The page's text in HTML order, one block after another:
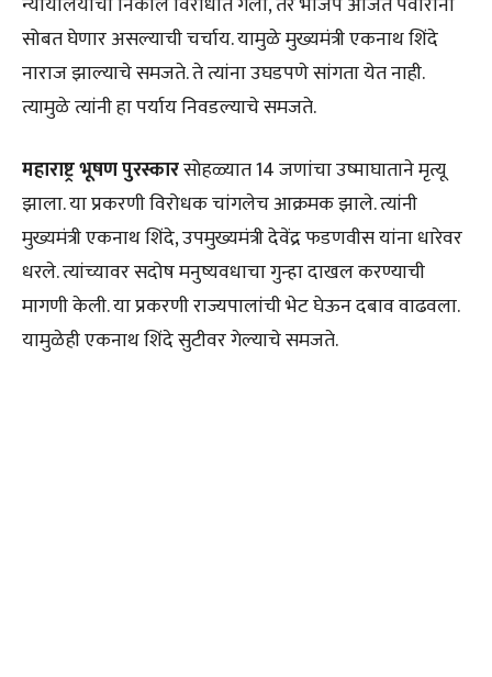
सोबत घेणार असल्याची चर्चाय. यामुळे मुख्यमंत्री एकनाथ शिंदे
नाराज झाल्याचे समजते. ते त्यांना उघडपणे सांगता येत नाही.
त्यामुळे त्यांनी हा पर्याय निवडल्याचे समजते.
महाराष्ट्र भूषण पुरस्कारसोहळ्यात 14 जणांचा उष्माघाताने मृत्यू
झाला. या प्रकरणी विरोधक चांगलेच आक्रमक झाले. त्यांनी
मुख्यमंत्री एकनाथ शिंदे, उपमुख्यमंत्री देवेंद्र फडणवीस यांना धारेवर
धरले. त्यांच्यावर सदोष मनुष्यवधाचा गुन्हा दाखल करण्याची
मागणी केली. या प्रकरणी राज्यपालांची भेट घेऊन दबाव वाढवला.
यामुळेही एकनाथ शिंदे सुटीवर गेल्याचे समजते.